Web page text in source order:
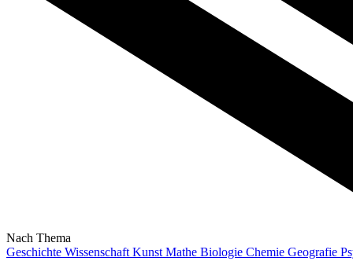
Nach Thema
Geschichte Wissenschaft Kunst Mathe Biologie Chemie Geografie